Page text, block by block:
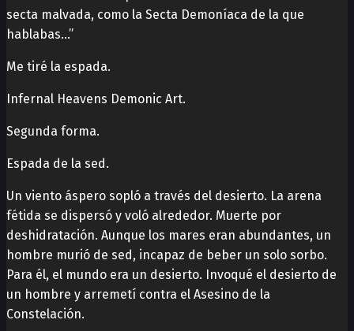
secta malvada, como la Secta Demoníaca de la que
hablabas…”
Me tiré la espada.
Infernal Heavens Demonic Art.
Segunda forma.
Espada de la sed.
Un viento áspero sopló a través del desierto. La arena
fétida se dispersó y voló alrededor. Muerte por
deshidratación. Aunque los mares eran abundantes, un
hombre murió de sed, incapaz de beber un solo sorbo.
Para él, el mundo era un desierto. Invoqué el desierto de
un hombre y arremetí contra el Asesino de la
Constelación.